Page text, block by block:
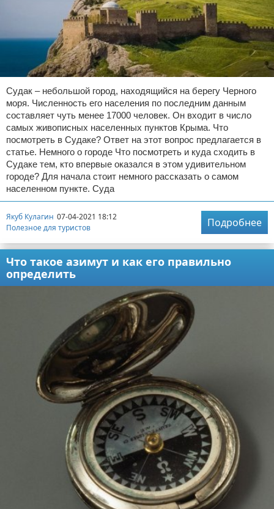
Судак – небольшой город, находящийся на берегу Черного
моря. Численность его населения по последним данным
составляет чуть менее 17000 человек. Он входит в число
самых живописных населенных пунктов Крыма. Что
посмотреть в Судаке? Ответ на этот вопрос предлагается в
статье. Немного о городе Что посмотреть и куда сходить в
Судаке тем, кто впервые оказался в этом удивительном
городе? Для начала стоит немного рассказать о самом
населенном пункте. Суда
Якуб Кулагин 07-04-2021 18:12
Полезное для туристов
Подробнее
Что такое азимут и как его правильно
определить